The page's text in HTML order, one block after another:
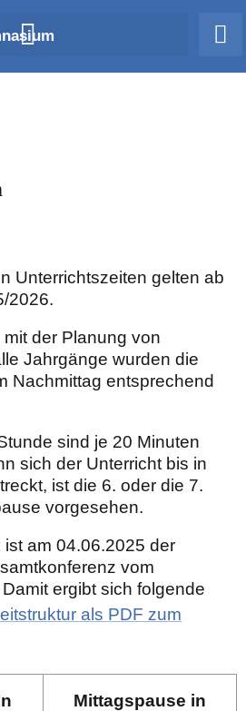
Unterrichtszeiten gelten ab
2026.
der Planung von
Jahrgänge wurden die
Nachmittag entsprechend
sind je 20 Minuten
sich der Unterricht bis in
ist die 6. oder die 7.
vorgesehen.
am 04.06.2025 der
vom
ergibt sich folgende
als PDF zum
Mittagspause in